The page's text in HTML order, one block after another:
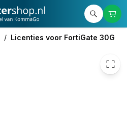
/ Licenties voor FortiGate 30G